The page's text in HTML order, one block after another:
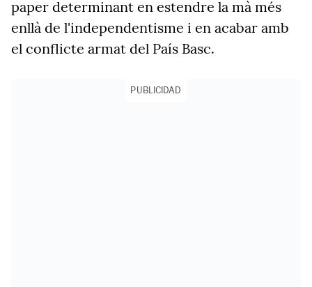
paper determinant en estendre la mà més
enllà de l'independentisme i en acabar amb
el conflicte armat del País Basc.
PUBLICIDAD